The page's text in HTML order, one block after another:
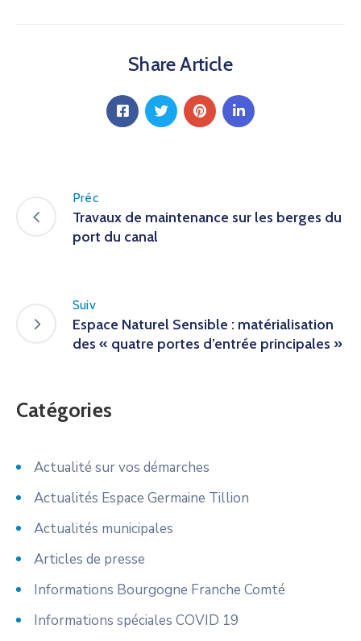
Share Article
Préc
Travaux de maintenance sur les berges du
port du canal
Suiv
Espace Naturel Sensible : matérialisation
des « quatre portes d’entrée principales »
Catégories
Actualité sur vos démarches
Actualités Espace Germaine Tillion
Actualités municipales
Articles de presse
Informations Bourgogne Franche Comté
Informations spéciales COVID 19